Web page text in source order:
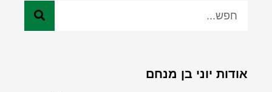
אודות יוני בן מנחם